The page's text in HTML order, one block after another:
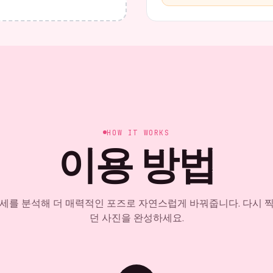
HOW IT WORKS
이용 방법
를 분석해 더 매력적인 포즈로 자연스럽게 바꿔줍니다. 다시
던 사진을 완성하세요.